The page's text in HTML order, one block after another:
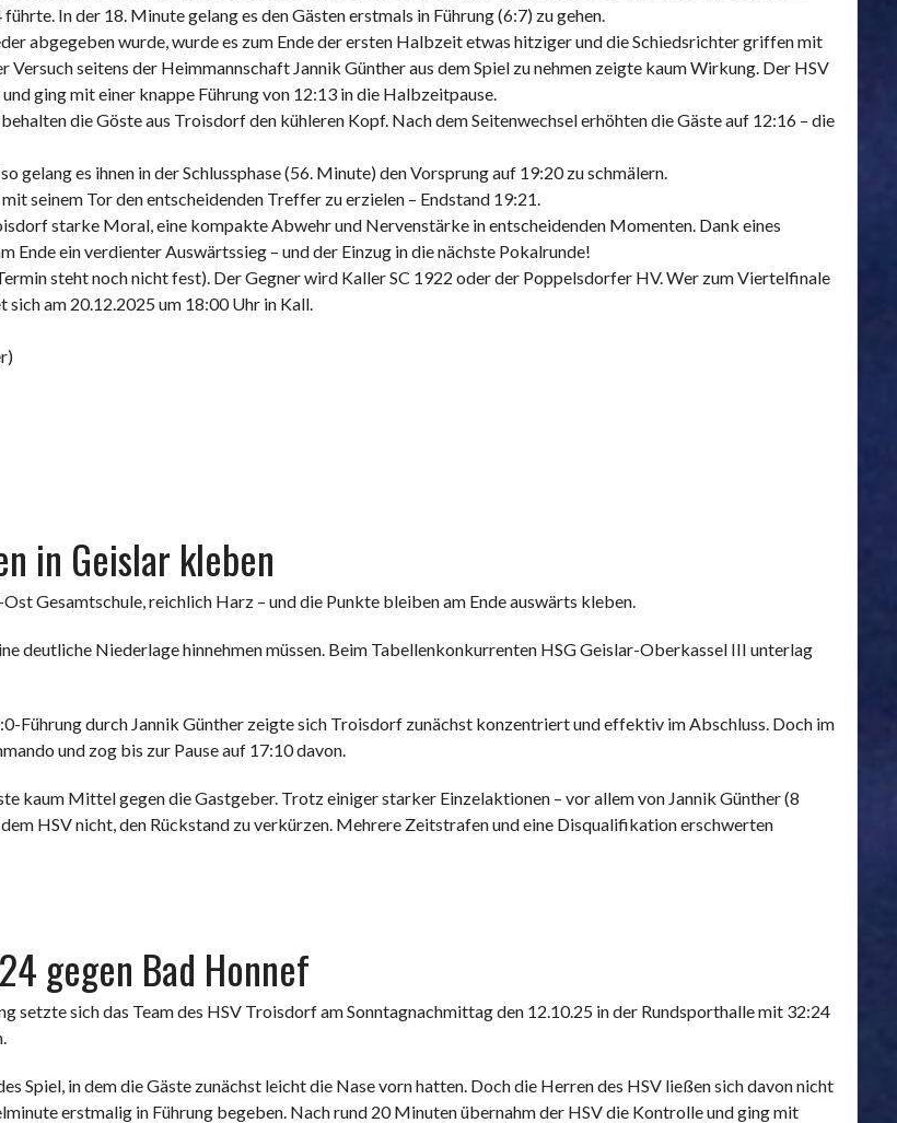
In der 18. Minute gelang es den Gästen erstmals in Führung (6:7) zu gehen.
abgegeben wurde, wurde es zum Ende der ersten Halbzeit etwas hitziger und die Schiedsrichter griffen mit
Versuch seitens der Heimmannschaft Jannik Günther aus dem Spiel zu nehmen zeigte kaum Wirkung. Der HSV
ging mit einer knappe Führung von 12:13 in die Halbzeitpause.
die Göste aus Troisdorf den kühleren Kopf. Nach dem Seitenwechsel erhöhten die Gäste auf 12:16 – die
gelang es ihnen in der Schlussphase (56. Minute) den Vorsprung auf 19:20 zu schmälern.
seinem Tor den entscheidenden Treffer zu erzielen – Endstand 19:21.
starke Moral, eine kompakte Abwehr und Nervenstärke in entscheidenden Momenten. Dank eines
Ende ein verdienter Auswärtssieg – und der Einzug in die nächste Pokalrunde!
steht noch nicht fest). Der Gegner wird Kaller SC 1922 oder der Poppelsdorfer HV. Wer zum Viertelfinale
am 20.12.2025 um 18:00 Uhr in Kall.
in Geislar kleben
Gesamtschule, reichlich Harz – und die Punkte bleiben am Ende auswärts kleben.
deutliche Niederlage hinnehmen müssen. Beim Tabellenkonkurrenten HSG Geislar-Oberkassel III unterlag
Führung durch Jannik Günther zeigte sich Troisdorf zunächst konzentriert und effektiv im Abschluss. Doch im
und zog bis zur Pause auf 17:10 davon.
kaum Mittel gegen die Gastgeber. Trotz einiger starker Einzelaktionen – vor allem von Jannik Günther (8
HSV nicht, den Rückstand zu verkürzen. Mehrere Zeitstrafen und eine Disqualifikation erschwerten
gegen Bad Honnef
setzte sich das Team des HSV Troisdorf am Sonntagnachmittag den 12.10.25 in der Rundsporthalle mit 32:24
Spiel, in dem die Gäste zunächst leicht die Nase vorn hatten. Doch die Herren des HSV ließen sich davon nicht
erstmalig in Führung begeben. Nach rund 20 Minuten übernahm der HSV die Kontrolle und ging mit